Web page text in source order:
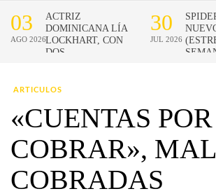
ARTICULOS
«CUENTAS POR
COBRAR», MAL
COBRADAS